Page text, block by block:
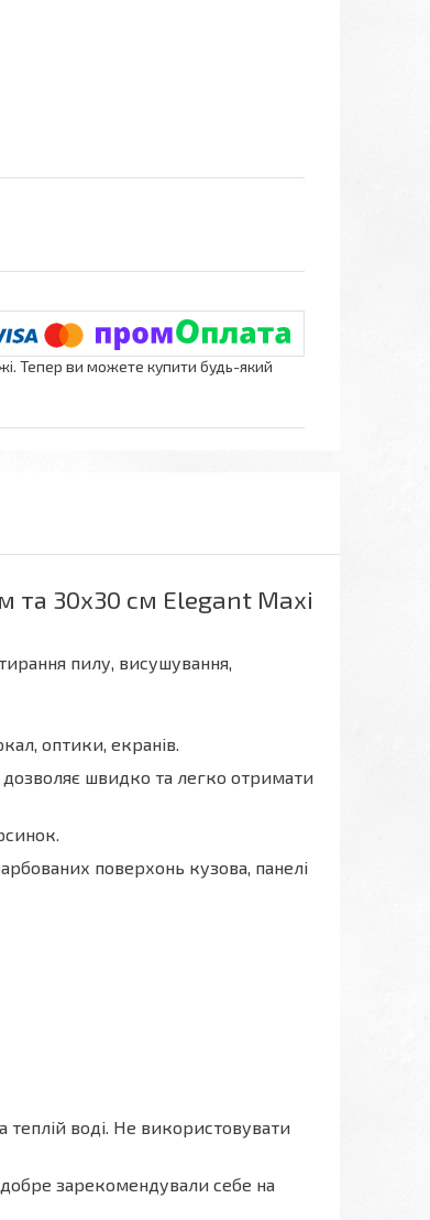
Тепер ви можете купити будь-який
та 30х30 см Elegant Maxi
пилу, висушування,
оптики, екранів.
швидко та легко отримати
поверхонь кузова, панелі
воді. Не використовувати
зарекомендували себе на